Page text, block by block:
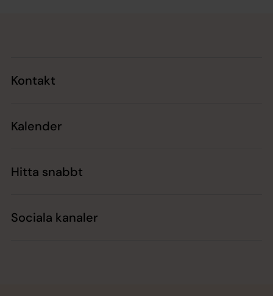
Kontakt
Kalender
Hitta snabbt
Sociala kanaler